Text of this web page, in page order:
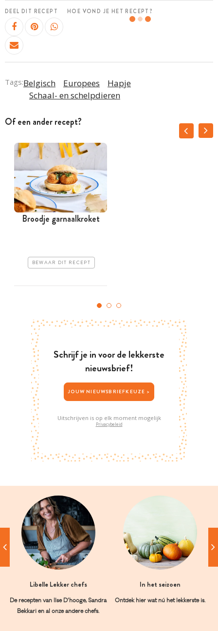
DEEL DIT RECEPT HOE VOND JE HET RECEPT?
Tags:Belgisch Europees
Hapje
Schaal- en schelpdieren
Of een ander recept?
Broodje garnaalkroket
BEWAAR DIT RECEPT
Schrijf je in voor de lekkerste
nieuwsbrief!
JOUW NIEUWSBRIEFKEUZE >
Uitschrijven is op elk moment mogelijk
Privacybeleid
Libelle Lekker chefs
De recepten van Ilse D’hooge, Sandra
Bekkari en al onze andere chefs.
In het seizoen
Ontdek hier wat nú het lekkerste is.